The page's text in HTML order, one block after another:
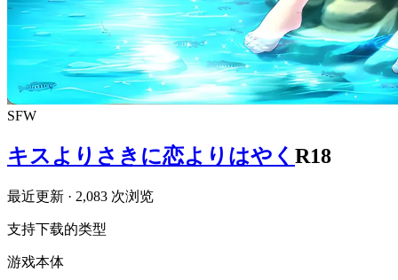
SFW
キスよりさきに恋よりはやく R18
最近更新 · 2,083 次浏览
支持下载的类型
游戏本体